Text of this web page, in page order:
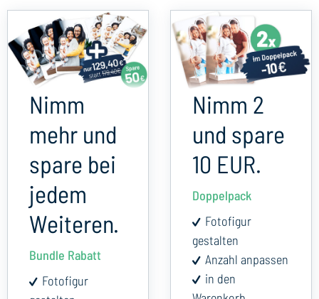
Nimm
mehr und
spare bei
jedem
Weiteren.
Bundle Rabatt
Fotofigur
Nimm 2
und spare
10 EUR.
Doppelpack
Fotofigur
gestalten
Anzahl anpassen
in den